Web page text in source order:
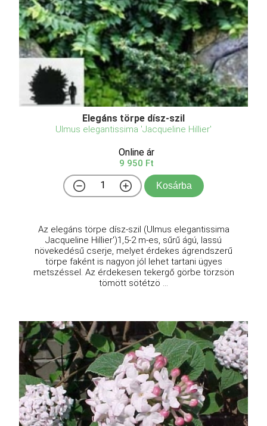
Elegáns törpe dísz-szil
Ulmus elegantissima 'Jacqueline Hillier'
Online ár
9 950 Ft
Kosárba
Az elegáns törpe dísz-szil (Ulmus elegantissima
Jacqueline Hillier')1,5-2 m-es, sűrű ágú, lassú
növekedésű cserje, melyet érdekes ágrendszerű
törpe faként is nagyon jól lehet tartani ügyes
metszéssel. Az érdekesen tekergő görbe törzsön
tömött sötétzö ...